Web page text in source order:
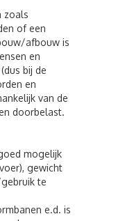
zoals
of een
afbouw is
en
bij de
en
van de
doorbelast.
mogelijk
gewicht
te
e.d. is